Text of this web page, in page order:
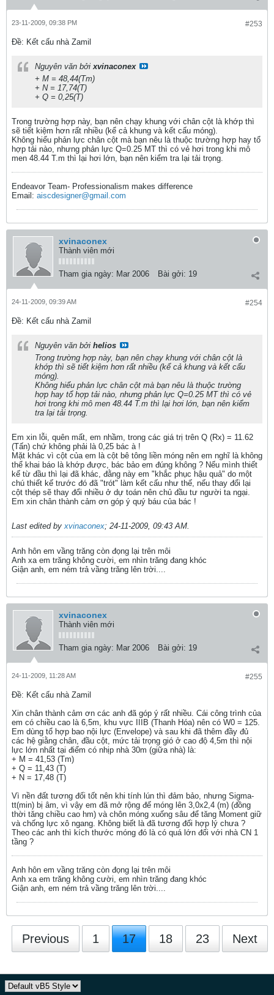
#253
23-11-2009, 09:38 PM
Ðề: Kết cấu nhà Zamil
Nguyên văn bởixvinaconex
+ M = 48,44(Tm)
+ N = 17,74(T)
+ Q = 0,25(T)
Trong trường hợp này, bạn nên chạy khung với chân cột là khớp thì
sẽ tiết kiệm hơn rất nhiều (kể cả khung và kết cấu móng).
Không hiểu phản lực chân cột mà bạn nêu là thuộc trường hợp hay tổ
hợp tải nào, nhưng phản lực Q=0.25 MT thì có vẻ hơi trong khi mô
men 48.44 T.m thì lại hơi lớn, bạn nên kiểm tra lại tải trọng.
Endeavor Team- Professionalism makes difference
Email: aiscdesigner@gmail.com
xvinaconex
Thành viên mới
Tham gia ngày: Mar 2006 Bài gởi: 19
#254
24-11-2009, 09:39 AM
Ðề: Kết cấu nhà Zamil
Nguyên văn bởi helios
Trong trường hợp này, bạn nên chạy khung với chân cột là
khớp thì sẽ tiết kiệm hơn rất nhiều (kể cả khung và kết cấu
móng).
Không hiểu phản lực chân cột mà bạn nêu là thuộc trường
hợp hay tổ hợp tải nào, nhưng phản lực Q=0.25 MT thì có vẻ
hơi trong khi mô men 48.44 T.m thì lại hơi lớn, bạn nên kiểm
tra lại tải trọng.
Em xin lỗi, quên mất, em nhầm, trong các giá trị trên Q (Rx) = 11.62
(Tấn) chứ không phải là 0,25 bác à !
Mặt khác vì cột của em là cột bê tông liền móng nên em nghĩ là không
thể khai báo là khớp được, bác bảo em đúng không ? Nếu mình thiết
kế từ đầu thì lại đã khác, đằng này em "khắc phục hậu quả" do một
chú thiết kế trước đó đã "trót" làm kết cấu như thế, nếu thay đổi lại
cột thép sẽ thay đổi nhiều ở dự toán nên chủ đầu tư người ta ngại.
Em xin chân thành cảm ơn góp ý quý báu của bác !
Last edited byxvinaconex; 24-11-2009, 09:43 AM.
Anh hôn em vầng trăng còn đọng lại trên môi
Anh xa em trăng không cười, em nhìn trăng đang khóc
Giận anh, em ném trả vầng trăng lên trời....
xvinaconex
Thành viên mới
Tham gia ngày: Mar 2006 Bài gởi: 19
#255
24-11-2009, 11:28 AM
Ðề: Kết cấu nhà Zamil
Xin chân thành cảm ơn các anh đã góp ý rất nhiều. Cái công trình của
em có chiều cao là 6,5m, khu vực IIIB (Thanh Hóa) nên có W0 = 125.
Em dùng tổ hợp bao nội lực (Envelope) và sau khi đã thêm đầy đủ
các hệ giằng chân, đầu cột, mức tải trọng gió ở cao độ 4,5m thì nội
lực lớn nhất tại điểm có nhịp nhà 30m (giữa nhà) là:
+ M = 41,53 (Tm)
+ Q = 11,43 (T)
+ N = 17,48 (T)
Vì nền đất tương đối tốt nên khi tính lún thì đảm bảo, nhưng Sigma-
tt(min) bị âm, vì vậy em đã mở rộng đế móng lên 3,0x2,4 (m) (đồng
thời tăng chiều cao hm) và chôn móng xuống sâu để tăng Moment giữ
và chống lực xô ngang. Không biết là đã tương đối hợp lý chưa ?
Theo các anh thì kích thước móng đó là có quá lớn đối với nhà CN 1
tầng ?
Anh hôn em vầng trăng còn đọng lại trên môi
Anh xa em trăng không cười, em nhìn trăng đang khóc
Giận anh, em ném trả vầng trăng lên trời....
Previous 1 17 18 23 Next